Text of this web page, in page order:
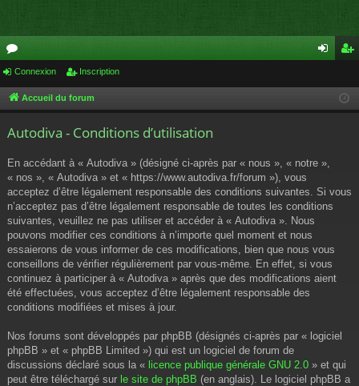
or
u cri
Connexion Inscription
Accueil du forum
Autodiva - Conditions d’utilisation
En accédant à « Autodiva » (désigné ci-après par « nous », « notre »,
« nos », « Autodiva » et « https://www.autodiva.fr/forum »), vous
acceptez d’être légalement responsable des conditions suivantes. Si vous
n’acceptez pas d’être légalement responsable de toutes les conditions
suivantes, veuillez ne pas utiliser et accéder à « Autodiva ». Nous
pouvons modifier ces conditions à n’importe quel moment et nous
essaierons de vous informer de ces modifications, bien que nous vous
conseillons de vérifier régulièrement par vous-même. En effet, si vous
continuez à participer à « Autodiva » après que des modifications aient
été effectuées, vous acceptez d’être légalement responsable des
conditions modifiées et mises à jour.
Nos forums sont développés par phpBB (désignés ci-après par « logiciel
phpBB » et « phpBB Limited ») qui est un logiciel de forum de
discussions déclaré sous la « licence publique générale GNU 2.0 » et qui
peut être téléchargé sur le site de phpBB (en anglais). Le logiciel phpBB a